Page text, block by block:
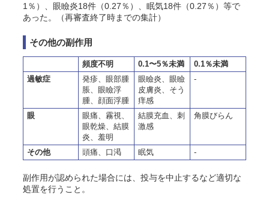
1％）、眼瞼炎18件（0.27％）、眠気18件（0.27％）等で
あった。（再審査終了時までの集計）
その他の副作用
頻度不明 0.1〜5％未満
0.1％未満
過敏症
発疹、眼部腫
脹、眼瞼浮
腫、顔面浮腫
眼瞼炎、眼瞼
皮膚炎、そう
痒感
-
眼
眼痛、霧視、
眼乾燥、結膜
炎、羞明
結膜充血、刺
激感
角膜びらん
その他 頭痛、口渇 眠気 -
副作用が認められた場合には、投与を中止するなど適切な
処置を行うこと。